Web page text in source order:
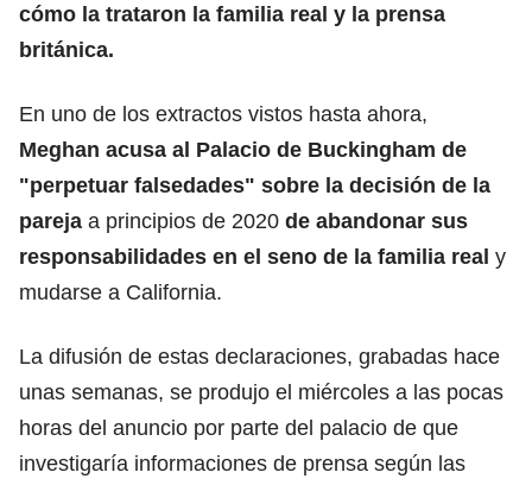
cómo la trataron la familia real y la prensa
británica.
En uno de los extractos vistos hasta ahora,
Meghan acusa al Palacio de Buckingham de
"perpetuar falsedades" sobre la decisión de la
pareja a principios de 2020 de abandonar sus
responsabilidades en el seno de la familia real y
mudarse a California.
La difusión de estas declaraciones, grabadas hace
unas semanas, se produjo el miércoles a las pocas
horas del anuncio por parte del palacio de que
investigaría informaciones de prensa según las